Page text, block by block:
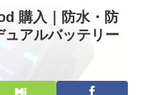
購入｜防水・防
アルバッテリー